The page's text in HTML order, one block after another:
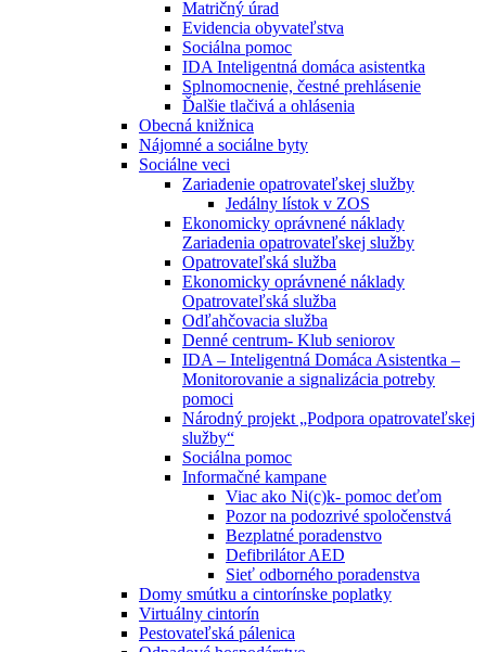
Matričný úrad
Evidencia obyvateľstva
Sociálna pomoc
IDA Inteligentná domáca asistentka
Splnomocnenie, čestné prehlásenie
Ďalšie tlačivá a ohlásenia
Obecná knižnica
Nájomné a sociálne byty
Sociálne veci
Zariadenie opatrovateľskej služby
Jedálny lístok v ZOS
Ekonomicky oprávnené náklady
Zariadenia opatrovateľskej služby
Opatrovateľská služba
Ekonomicky oprávnené náklady
Opatrovateľská služba
Odľahčovacia služba
Denné centrum- Klub seniorov
IDA – Inteligentná Domáca Asistentka –
Monitorovanie a signalizácia potreby
pomoci
Národný projekt „Podpora opatrovateľskej
služby“
Sociálna pomoc
Informačné kampane
Viac ako Ni(c)k- pomoc deťom
Pozor na podozrivé spoločenstvá
Bezplatné poradenstvo
Defibrilátor AED
Sieť odborného poradenstva
Domy smútku a cintorínske poplatky
Virtuálny cintorín
Pestovateľská pálenica